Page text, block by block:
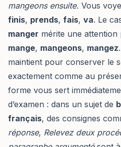
mangeons ensuite. Vous
finis, prends, fais, va. Le
manger mérite une
mange, mangeons, mangez
maintient pour conserver le
exactement comme au
forme vous sert
d’examen : dans un sujet de
français, des consignes
réponse, Relevez deux